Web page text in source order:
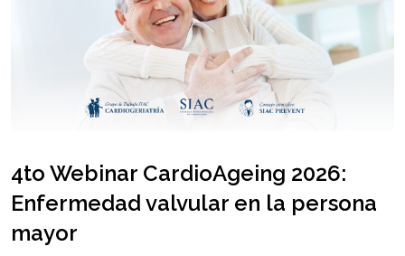
4to Webinar CardioAgeing 2026:
Enfermedad valvular en la persona
mayor